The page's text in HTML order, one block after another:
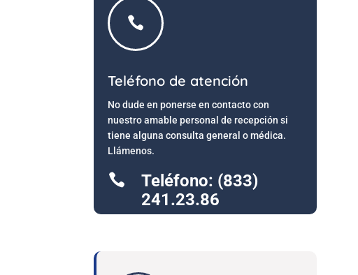

Teléfono de atención
No dude en ponerse en contacto con
nuestro amable personal de recepción si
tiene alguna consulta general o médica.
Llámenos.

Teléfono: (833)
241.23.86